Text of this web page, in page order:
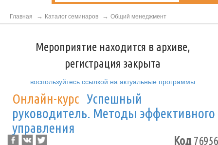
Главная Каталог семинаров Общий менеджмент
Мероприятие находится в архиве,
регистрация закрыта
воспользуйтесь ссылкой на актуальные программы
Онлайн-курс Успешный
руководитель. Методы эффективного
управления
Код76956